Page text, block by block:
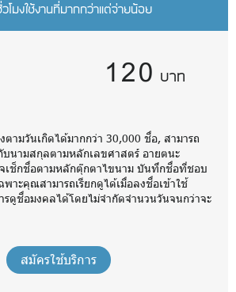
โมงใช้งานที่มากกว่าแต่จ่ายน้อย
120 บาท
ามวันเกิดได้มากกว่า 30,000 ชื่อ, สามารถ
บนามสกุลตามหลักเลขศาสตร์ อายตนะ
เช็กชื่อตามหลักตุ๊กตาไขนาม บันทึกชื่อที่ชอบ
พาะคุณสามารถเรียกดูได้เมื่อลงชื่อเข้าใช้
รดูชื่อมงคลได้โดยไม่จำกัดจำนวนวันจนกว่าจะ
สมัครใช้บริการ